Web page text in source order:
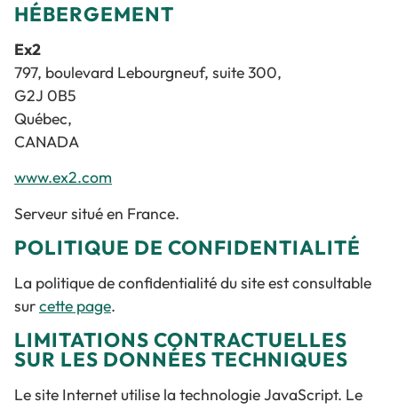
HÉBERGEMENT
Ex2
797, boulevard Lebourgneuf, suite 300,
G2J 0B5
Québec,
CANADA
www.ex2.com
Serveur situé en France.
POLITIQUE DE CONFIDENTIALITÉ
La politique de confidentialité du site est consultable
surcette page.
LIMITATIONS CONTRACTUELLES
SUR LES DONNÉES TECHNIQUES
Le site Internet utilise la technologie JavaScript. Le